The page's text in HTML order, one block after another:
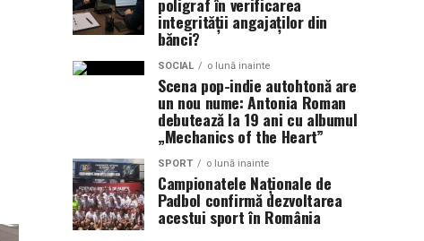
integrității angajaților din
bănci?
SOCIAL o lună inainte
Scena pop-indie autohtonă are
un nou nume: Antonia Roman
debutează la 19 ani cu albumul
„Mechanics of the Heart”
SPORT o lună inainte
Campionatele Naționale de
Padbol confirmă dezvoltarea
acestui sport în România